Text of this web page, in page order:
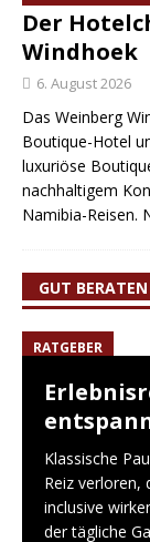
Der
Windhoek
6. August 2026
Das Weinberg
Boutique-Hotel
luxuriöse
nachhaltigem
Namibia-Reisen.
GUT BERATEN
RATGEBER
Klassische
Reiz verloren,
inclusive
der tägliche